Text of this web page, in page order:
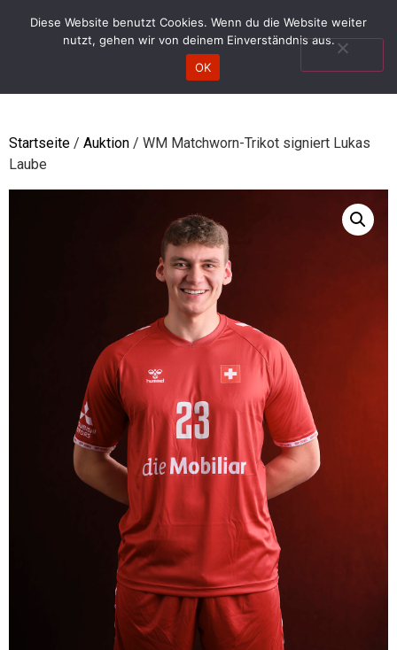
Anmelden/Registrieren DE|FR
Startseite / Auktion / WM Matchworn-Trikot signiert Lukas
Laube
Diese Website benutzt Cookies. Wenn du die Website weiter
nutzt, gehen wir von deinem Einverständnis aus.
OK